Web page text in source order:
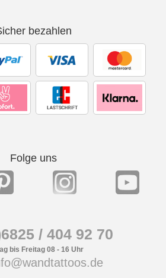
bezahlen
Folge uns
/ 404 92 70
bis Freitag 08 - 16 Uhr